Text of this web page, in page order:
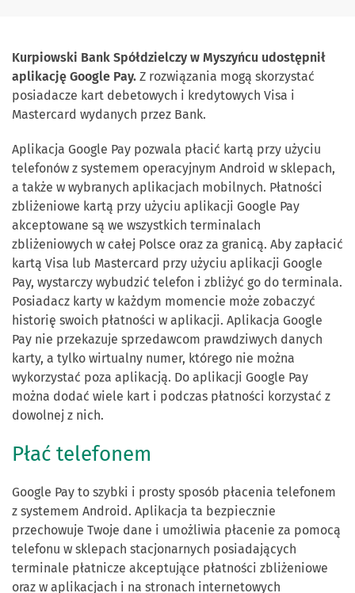
Kurpiowski Bank Spółdzielczy w Myszyńcu udostępnił
aplikację Google Pay. Z rozwiązania mogą skorzystać
posiadacze kart debetowych i kredytowych Visa i
Mastercard wydanych przez Bank.
Aplikacja Google Pay pozwala płacić kartą przy użyciu
telefonów z systemem operacyjnym Android w sklepach,
a także w wybranych aplikacjach mobilnych. Płatności
zbliżeniowe kartą przy użyciu aplikacji Google Pay
akceptowane są we wszystkich terminalach
zbliżeniowych w całej Polsce oraz za granicą. Aby zapłacić
kartą Visa lub Mastercard przy użyciu aplikacji Google
Pay, wystarczy wybudzić telefon i zbliżyć go do terminala.
Posiadacz karty w każdym momencie może zobaczyć
historię swoich płatności w aplikacji. Aplikacja Google
Pay nie przekazuje sprzedawcom prawdziwych danych
karty, a tylko wirtualny numer, którego nie można
wykorzystać poza aplikacją. Do aplikacji Google Pay
można dodać wiele kart i podczas płatności korzystać z
dowolnej z nich.
Płać telefonem
Google Pay to szybki i prosty sposób płacenia telefonem
z systemem Android. Aplikacja ta bezpiecznie
przechowuje Twoje dane i umożliwia płacenie za pomocą
telefonu w sklepach stacjonarnych posiadających
terminale płatnicze akceptujące płatności zbliżeniowe
oraz w aplikacjach i na stronach internetowych